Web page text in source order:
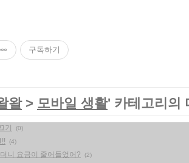
구독하기
왈> 모바일 생활' 카테고리의
기 (0)
(4)
니 요금이 줄어들었어? (2)